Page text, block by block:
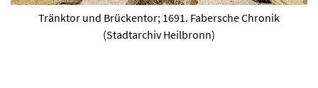
Tränktor und Brückentor; 1691. Fabersche Chronik
(Stadtarchiv Heilbronn)